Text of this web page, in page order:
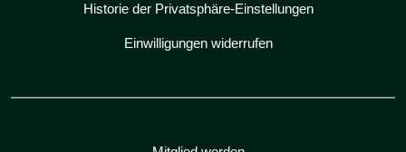
Historie der Privatsphäre-Einstellungen
Einwilligungen widerrufen